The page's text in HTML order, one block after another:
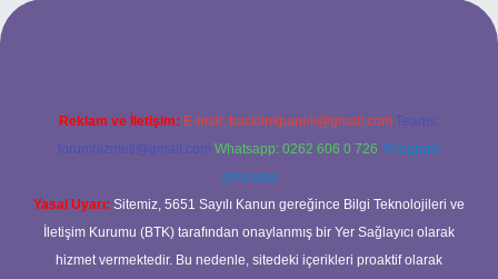
betexpergiris.casino
Reklam ve İletişim: E-mail: backlinkpaneli@gmail.com Teams:
forumhizmeti@gmail.com Whatsapp: 0262 606 0 726 Telegram:
@karabul
Yasal Uyarı: Sitemiz, 5651 Sayılı Kanun gereğince Bilgi Teknolojileri ve
İletişim Kurumu (BTK) tarafından onaylanmış bir Yer Sağlayıcı olarak
hizmet vermektedir. Bu nedenle, sitedeki içerikleri proaktif olarak